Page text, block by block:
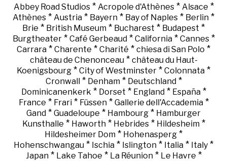
Abbey Road Studios* Acropole d'Athènes* Alsace *
Athènes * Austria * Bayern * Bay of Naples * Berlin *
Brie * British Museum * Bucharest * Budapest *
Burgtheater* Café Gerbeaud* California* Cannes*
Carrara * Charente * Charité * chiesa di San Polo *
château de Chenonceau* château du Haut-
Koenigsbourg * City of Westminster * Colonnata *
Cronwall* Denham* Deutschland*
Dominicanenkerk * Dorset * England* España*
France * Frari* Füssen* Gallerie dell'Accademia*
Gand * Guadeloupe * Hambourg * Hamburger
Kunsthalle * Haworth* Hebrides* Hildesheim*
Hildesheimer Dom * Hohenasperg *
Hohenschwangau * Ischia * Islington * Italia * Italy *
Japan* Lake Tahoe * La Réunion* Le Havre *